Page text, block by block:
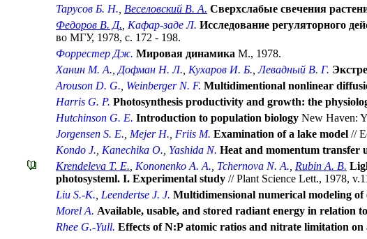
Тарусов Б. Н., Веселовский В. А. Сверхслабые свечения
Федоров В. Д., Кафар-заде Л. Исследование регуляторного
во МГУ, 1978, с. 172 - 198.
Форрестер Дж. Мировая динамика М., 1978.
Ханин М. А.,Дофман Н. Л., Кухаров И. Б.,Левадный В. Г.
Arouson D. G., Weinberger N. F. Multidimentional nonlinear
Harris G. P. Photosynthesis productivity and growth: the
Hutchinson G. E. Introduction to population biology New Haven:
Jorgensen S. E., Mejer H., Friis M. Examination of a lake model //
Kondo J., Kanechika O., Yashida N. Heat and momentum transfer
Krendeleva Т. Е., Kononenko A. A., Tchernova N. A., Rubin А. В.
photosysteml. I. Experimental study // Plant Science Lett., 1978,
Liu S.-K., Leendertse J. J. Multidimensional numerical modeling of
Morel A. Available, usable, and stored radiant energy in relation
Rhee G.-Yull. Effects of N:P atomic ratios and nitrate limitation